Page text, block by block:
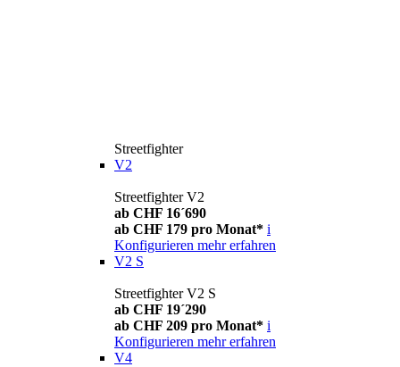
Streetfighter
V2
Streetfighter V2
ab CHF 16´690
ab CHF 179 pro Monat* i
Konfigurieren mehr erfahren
V2 S
Streetfighter V2 S
ab CHF 19´290
ab CHF 209 pro Monat* i
Konfigurieren mehr erfahren
V4